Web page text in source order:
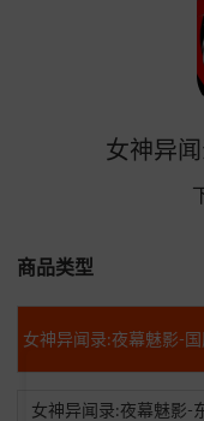
女神异
商品类型
女神异闻录:夜幕魅影-
女神异闻录:夜幕魅影-